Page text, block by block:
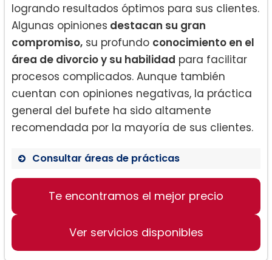
logrando resultados óptimos para sus clientes.
Algunas opiniones destacan su gran
compromiso, su profundo conocimiento en el
área de divorcio y su habilidad para facilitar
procesos complicados. Aunque también
cuentan con opiniones negativas, la práctica
general del bufete ha sido altamente
recomendada por la mayoría de sus clientes.
Consultar áreas de prácticas
Derecho de familia
Propiedad inmobiliaria
Te encontramos el mejor precio
Ver servicios disponibles